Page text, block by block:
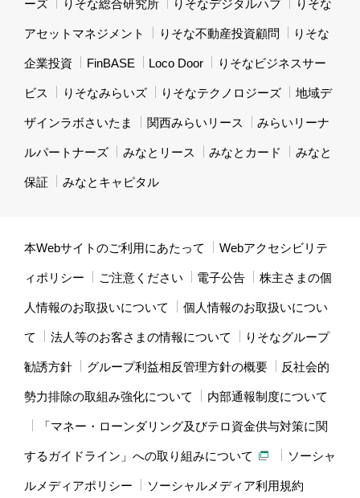
ーズ りそな総合研究所 りそなデジタルハブ りそな
アセットマネジメント りそな不動産投資顧問 りそな
企業投資 FinBASE Loco Door りそなビジネスサー
ビス りそなみらいズ りそなテクノロジーズ 地域デ
ザインラボさいたま 関西みらいリース みらいリーナ
ルパートナーズ みなとリース みなとカード みなと
保証 みなとキャピタル
本Webサイトのご利用にあたって Webアクセシビリテ
ィポリシー ご注意ください 電子公告 株主さまの個
人情報のお取扱いについて 個人情報のお取扱いについ
て 法人等のお客さまの情報について りそなグループ
勧誘方針 グループ利益相反管理方針の概要 反社会的
勢力排除の取組み強化について 内部通報制度について
「マネー・ローンダリング及びテロ資金供与対策に関
するガイドライン」への取り組みについて ソーシャ
ルメディアポリシー ソーシャルメディア利用規約